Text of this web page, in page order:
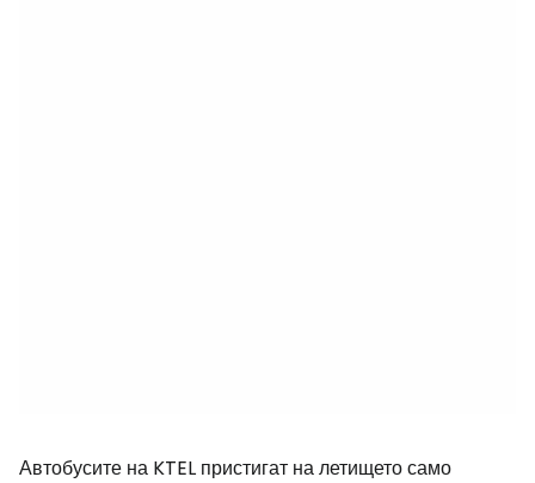
Автобусите на KTEL пристигат на летището само